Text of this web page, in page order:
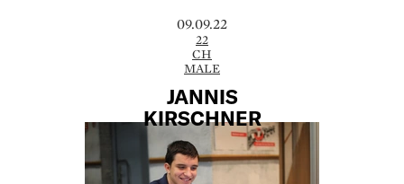
09.09.22
22
CH
MALE
JANNIS
KIRSCHNER